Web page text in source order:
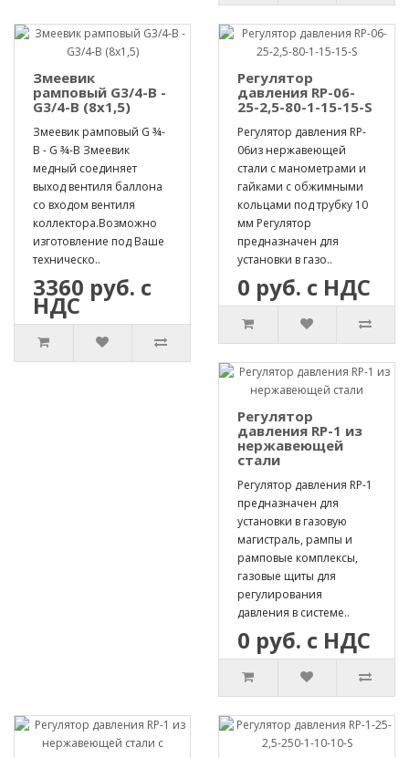
Змеевик
рамповый G3/4-B -
G3/4-B (8х1,5)
Змеевик рамповый G ¾-
B - G ¾-B Змеевик
медный соединяет
выход вентиля баллона
со входом вентиля
коллектора.Возможно
изготовление под Ваше
техническо..
3360 руб. с
НДС
Регулятор
давления RP-06-
25-2,5-80-1-15-15-S
Регулятор давления RP-
06из нержавеющей
стали с манометрами и
гайками с обжимными
кольцами под трубку 10
мм Регулятор
предназначен для
установки в газо..
0 руб. с НДС
Регулятор
давления RP-1 из
нержавеющей
стали
Регулятор давления RP-1
предназначен для
установки в газовую
магистраль, рампы и
рамповые комплексы,
газовые щиты для
регулирования
давления в системе..
0 руб. с НДС